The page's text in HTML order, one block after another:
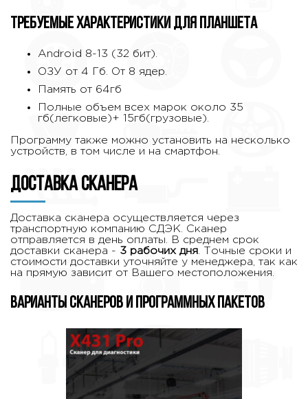
Требуемые характеристики для планшета
Android 8-13 (32 бит).
ОЗУ от 4 Гб. От 8 ядер.
Память от 64гб
Полные объем всех марок около 35
гб(легковые)+ 15гб(грузовые).
Программу также можно установить на несколько
устройств, в том числе и на смартфон.
Доставка сканера
Доставка сканера осуществляется через
транспортную компанию СДЭК. Сканер
отправляется в день оплаты. В среднем срок
доставки сканера - 3 рабочих дня . Точные сроки и
стоимости доставки уточняйте у менеджера, так как
на прямую зависит от Вашего местоположения.
Варианты сканеров и программных пакетов